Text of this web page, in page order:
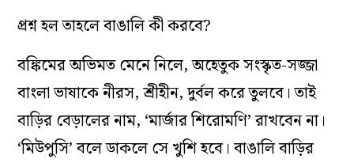
প্রশ্ন হল তাহলে বাঙালি কী করবে?
বঙ্কিমের অভিমত মেনে নিলে, অহেতুক সংস্কৃত-সজ্জা
বাংলা ভাষাকে নীরস, শ্রীহীন, দুর্বল করে তুলবে। তাই
বাড়ির বেড়ালের নাম, ‘মার্জার শিরোমণি’ রাখবেন না।
‘মিউপুসি’ বলে ডাকলে সে খুশি হবে। বাঙালি বাড়ির